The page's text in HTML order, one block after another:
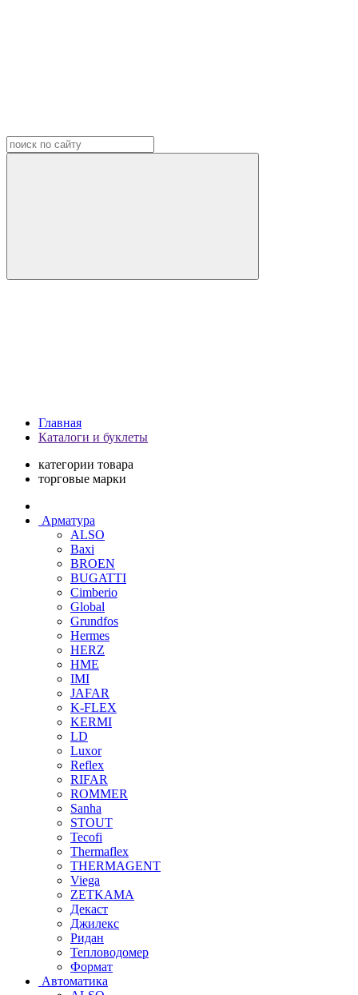
Главная
Каталоги и буклеты
категории товара
торговые марки
Арматура
ALSO
Baxi
BROEN
BUGATTI
Cimberio
Global
Grundfos
Hermes
HERZ
HME
IMI
JAFAR
K-FLEX
KERMI
LD
Luxor
Reflex
RIFAR
ROMMER
Sanha
STOUT
Tecofi
Thermaflex
THERMAGENT
Viega
ZETKAMA
Декаст
Джилекс
Ридан
Тепловодомер
Формат
Автоматика